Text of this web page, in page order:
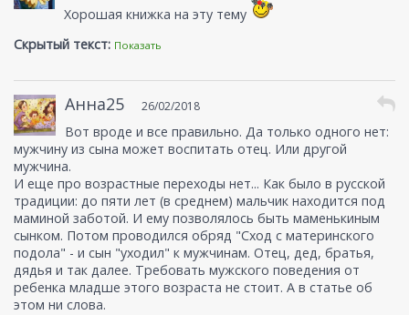
Хорошая книжка на эту тему
Скрытый текст: Показать
Анна25 26/02/2018
Вот вроде и все правильно. Да только одного нет:
мужчину из сына может воспитать отец. Или другой
мужчина.
И еще про возрастные переходы нет... Как было в русской
традиции: до пяти лет (в среднем) мальчик находится под
маминой заботой. И ему позволялось быть маменькиным
сынком. Потом проводился обряд "Сход с материнского
подола" - и сын "уходил" к мужчинам. Отец, дед, братья,
дядья и так далее. Требовать мужского поведения от
ребенка младше этого возраста не стоит. А в статье об
этом ни слова.